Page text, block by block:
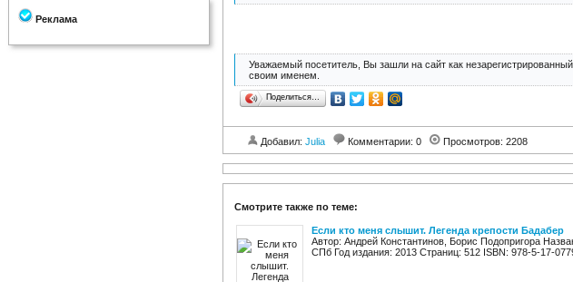
Реклама
Уважаемый посетитель, Вы зашли на сайт как
своим именем.
Поделиться…
Добавил: Julia Комментарии: 0 Просмотров: 2208
Смотрите также по теме:
Если кто меня слышит. Легенда крепости Бадабер
Автор: Андрей Константинов, Борис Подопригора
СПб Год издания: 2013 Страниц: 512 ISBN: 978-5-17-